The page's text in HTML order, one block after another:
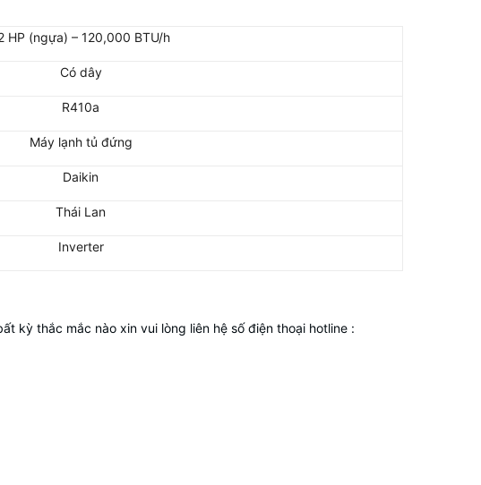
HP (ngựa) – 120,000 BTU/h
Có dây
R410a
Máy lạnh tủ đứng
Daikin
Thái Lan
Inverter
kỳ thắc mắc nào xin vui lòng liên hệ số điện thoại hotline :